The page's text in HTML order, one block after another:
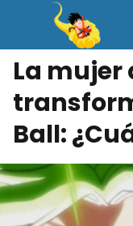
La mujer
Ball: